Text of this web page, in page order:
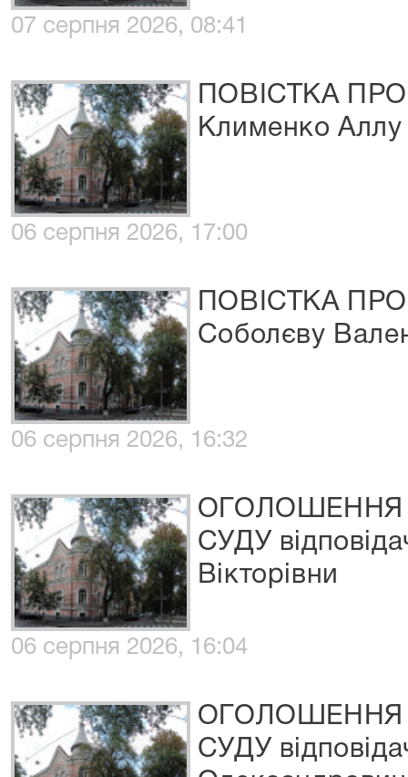
07 серпня 2026, 08:41
ПОВІСТКА
Клименко
06 серпня 2026, 17:00
ПОВІСТКА
Соболєву
06 серпня 2026, 16:32
ОГОЛОШЕННЯ
СУДУ
Вікторівни
06 серпня 2026, 16:04
ОГОЛОШЕННЯ
СУДУ